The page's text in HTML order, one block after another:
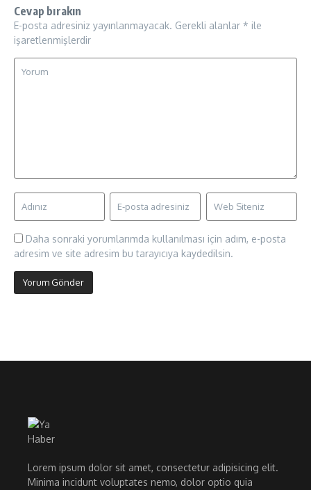
Cevap bırakın
E-posta adresiniz yayınlanmayacak. Gerekli alanlar * ile
işaretlenmişlerdir
Daha sonraki yorumlarımda kullanılması için adım, e-posta
adresim ve site adresim bu tarayıcıya kaydedilsin.
Lorem ipsum dolor sit amet, consectetur adipisicing elit.
Minima incidunt voluptates nemo, dolor optio quia